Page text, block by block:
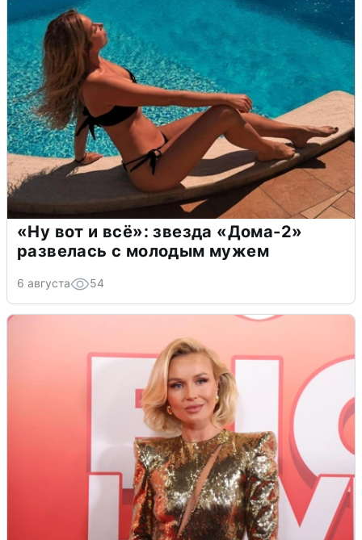
«Ну вот и всё»: звезда «Дома-2»
развелась с молодым мужем
6 августа 54